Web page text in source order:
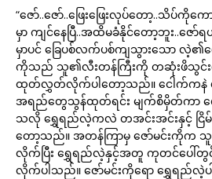
“ဇော်..ဇော်..ဖြေးဖြေးလုပ်တော့..သိပ်ကိုက
မှာ ကျင်နေပြီ..အထိမခံနိုင်တော့ဘူး..ဇ
မှာပင် ခြေပစ်လက်ပစ်ကျသွားသော လဲ့၏စ
ကိုသည် သူ၏လီးတန်ကြီးကို တဆုံးဖိသွင်း
ထုတ်လွှတ်လိုက်ပါတော့သည်။ ငေါက်ကနဲ
အရည်တွေသွန်ထုတ်ရင်း မျက်စိမှိတ်ကာ ဇေ
သလို ရွှေရည်လဲ့ကလဲ တအင်းအင်းနှင့် ငြိမ်
တော့သည်။ အတန်ကြာမှ ဇော်မင်းကိုက
လိုက်ပြီး ရွှေရည်လဲ့နှင့်အတူ ကုတင်ပေါ်တွင်
လိုက်ပါသည်။ ဇော်မင်းကိုရော ရွှေရည်လဲ့ပ